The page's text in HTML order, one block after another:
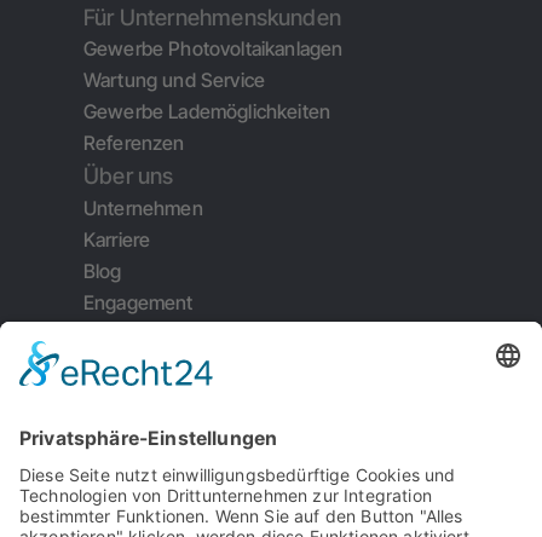
Für Unternehmenskunden
Gewerbe Photovoltaikanlagen
Wartung und Service
Gewerbe Lademöglichkeiten
Referenzen
Über uns
Unternehmen
Karriere
Blog
Engagement
Kontakt
Datenschutz
Serviceauftrag
AGB's